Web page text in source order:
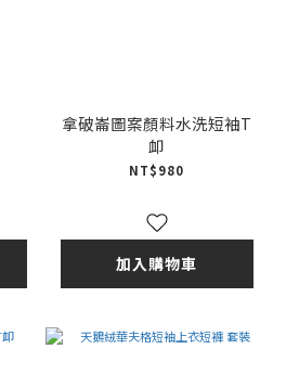
拿破崙圖案顏料水洗短袖T
卹
NT$980
加入購物車